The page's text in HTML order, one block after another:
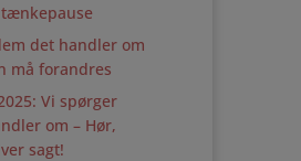
det handler om
må forandres
Vi spørger
om – Hør,
sagt!